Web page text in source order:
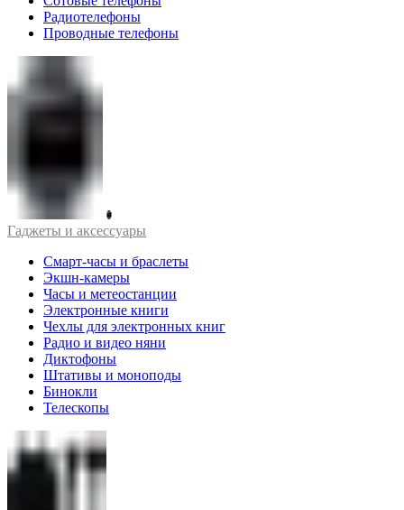
Радиотелефоны
Проводные телефоны
Гаджеты и аксессуары
Смарт-часы и браслеты
Экшн-камеры
Часы и метеостанции
Электронные книги
Чехлы для электронных книг
Радио и видео няни
Диктофоны
Штативы и моноподы
Бинокли
Телескопы